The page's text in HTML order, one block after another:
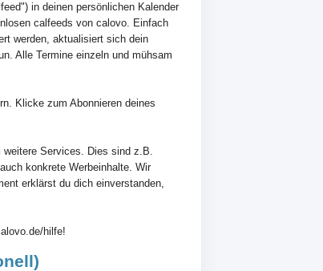
in deinen persönlichen Kalender
calfeeds von calovo. Einfach
werden, aktualisiert sich dein
Alle Termine einzeln und mühsam
Klicke zum Abonnieren deines
weitere Services. Dies sind z.B.
konkrete Werbeinhalte. Wir
erklärst du dich einverstanden,
hilfe!